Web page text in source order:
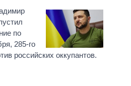
по
285-го
российских оккупантов.